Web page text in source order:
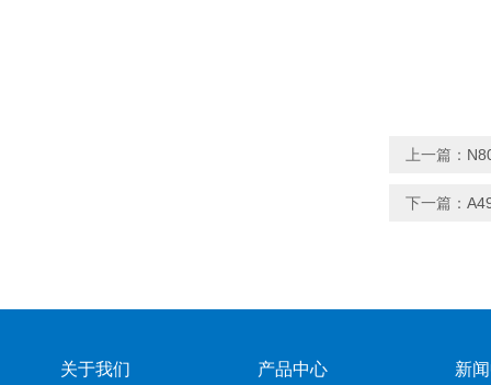
上一篇：
下一篇：
关于我们 产品中心 新